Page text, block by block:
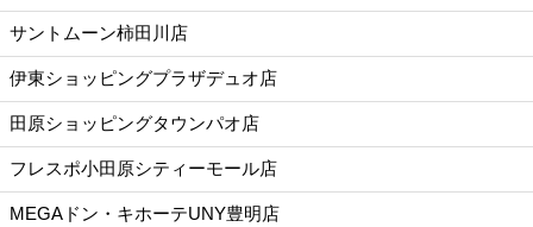
サントムーン柿田川店
伊東ショッピングプラザデュオ店
田原ショッピングタウンパオ店
フレスポ小田原シティーモール店
MEGAドン・キホーテUNY豊明店